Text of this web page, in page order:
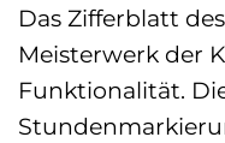
Das Zifferblatt
Meisterwerk der
Funktionalität.